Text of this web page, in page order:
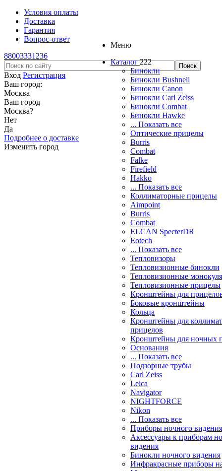
Условия оплаты
Доставка
Гарантия
Вопрос-ответ
88003331236
Вход Регистрация
Ваш город:
Москва
Ваш город
Москва?
Нет
Да
Подробнее о доставке
Изменить город
Меню
Каталог 222
Бинокли
Бинокли Bushnell
Бинокли Canon
Бинокли Carl Zeiss
Бинокли Combat
Бинокли Hawke
... Показать все
Оптические прицелы
Burris
Combat
Falke
Firefield
Hakko
... Показать все
Коллиматорные прицелы
Aimpoint
Burris
Combat
ELCAN SpecterDR
Eotech
... Показать все
Тепловизоры
Тепловизионные бинокли
Тепловизионные
Тепловизионные прицелы
Кронштейны для
Боковые кронштейны
Кольца
Кронштейны для
прицелов
Кронштейны для ночных
Основания
... Показать все
Подзорные трубы
Carl Zeiss
Leica
Navigator
NIGHTFORCE
Nikon
... Показать все
Приборы ночного видения
Аксессуары к приборам
видения
Бинокли ночного видения
Инфракрасные приборы